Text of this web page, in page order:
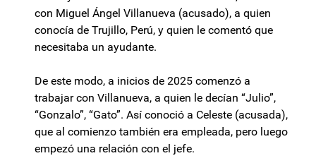
con Miguel Ángel Villanueva (acusado), a quien
conocía de Trujillo, Perú, y quien le comentó que
necesitaba un ayudante.
De este modo, a inicios de 2025 comenzó a
trabajar con Villanueva, a quien le decían “Julio”,
“Gonzalo”, “Gato”. Así conoció a Celeste (acusada),
que al comienzo también era empleada, pero luego
empezó una relación con el jefe.